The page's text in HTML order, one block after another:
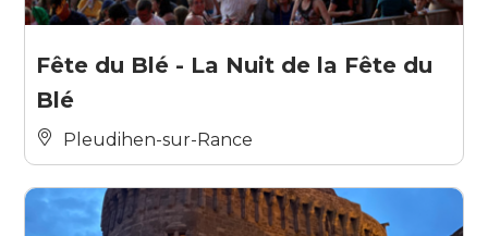
Fête du Blé - La Nuit de la Fête du
Blé
Pleudihen-sur-Rance